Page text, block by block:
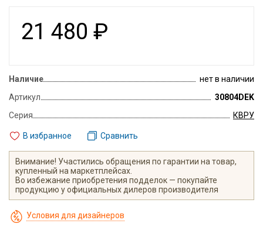
21 480 ₽
Наличие
нет в наличии
Артикул
30804DEK
Серия
КВРУ
В избранное Сравнить
Внимание! Участились обращения по гарантии на товар,
купленный на маркетплейсах.
Во избежание приобретения подделок — покупайте
продукцию у официальных дилеров производителя
Условия для дизайнеров